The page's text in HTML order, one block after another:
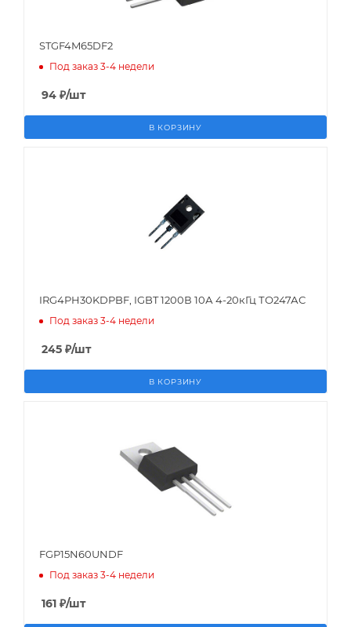
STGF4M65DF2
Под заказ 3-4 недели
94 ₽/шт
В КОРЗИНУ
IRG4PH30KDPBF, IGBT 1200В 10А 4-20кГц ТО247АС
Под заказ 3-4 недели
245 ₽/шт
В КОРЗИНУ
FGP15N60UNDF
Под заказ 3-4 недели
161 ₽/шт